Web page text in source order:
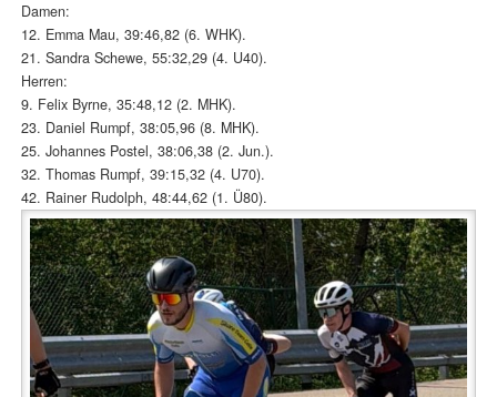
Damen:
12. Emma Mau, 39:46,82 (6. WHK).
21. Sandra Schewe, 55:32,29 (4. U40).
Herren:
9. Felix Byrne, 35:48,12 (2. MHK).
23. Daniel Rumpf, 38:05,96 (8. MHK).
25. Johannes Postel, 38:06,38 (2. Jun.).
32. Thomas Rumpf, 39:15,32 (4. U70).
42. Rainer Rudolph, 48:44,62 (1. Ü80).